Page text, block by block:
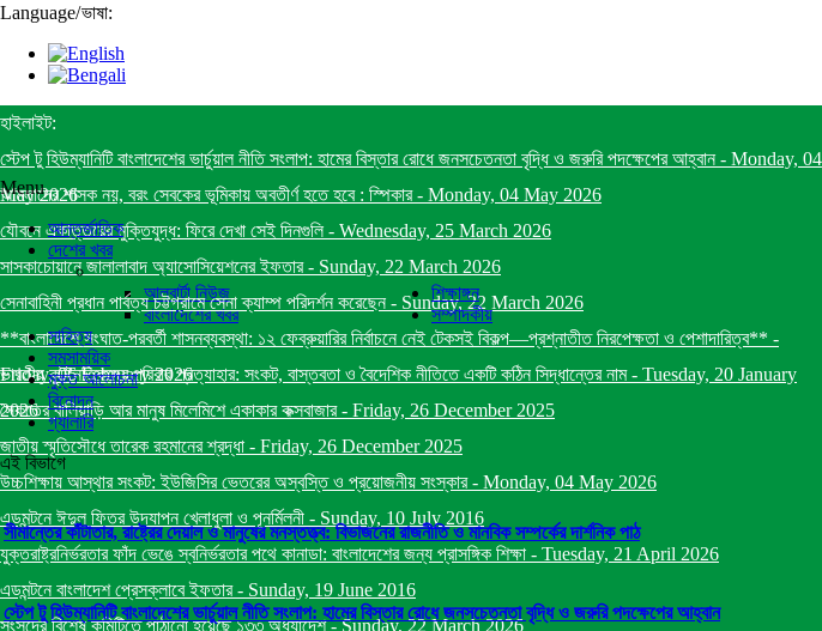
Language/ভাষা:
হাইলাইট:
স্টেপ টু হিউম্যানিটি বাংলাদেশের ভার্চুয়াল নীতি সংলাপ: হামের বিস্তার রোধে জনসচেতনতা বৃদ্ধি ও জরুরি পদক্ষেপের আহ্বান- Monday, 04
May 2026
আমলাদের শাসক নয়, বরং সেবকের ভূমিকায় অবতীর্ণ হতে হবে : স্পিকার- Monday, 04 May 2026
যৌবনে একাত্তরের মুক্তিযুদ্ধ: ফিরে দেখা সেই দিনগুলি- Wednesday, 25 March 2026
সাসকাচোয়ানে জালালাবাদ অ্যাসোসিয়েশনের ইফতার- Sunday, 22 March 2026
সেনাবাহিনী প্রধান পার্বত্য চট্টগ্রামে সেনা ক্যাম্প পরিদর্শন করেছেন- Sunday, 22 March 2026
**বাংলাদেশে সংঘাত-পরবর্তী শাসনব্যবস্থা: ১২ ফেব্রুয়ারির নির্বাচনে নেই টেকসই বিকল্প—প্রশ্নাতীত নিরপেক্ষতা ও পেশাদারিত্ব** -
Friday, 06 February 2026
ভারতীয় কূটনৈতিকদের পরিবার প্রত্যাহার: সংকট, বাস্তবতা ও বৈদেশিক নীতিতে একটি কঠিন সিদ্ধান্তের নাম- Tuesday, 20 January
2026
সৈকতের বালিয়াড়ি আর মানুষ মিলেমিশে একাকার কক্সবাজার- Friday, 26 December 2025
জাতীয় স্মৃতিসৌধে তারেক রহমানের শ্রদ্ধা - Friday, 26 December 2025
উচ্চশিক্ষায় আস্থার সংকট: ইউজিসির ভেতরের অস্বস্তি ও প্রয়োজনীয় সংস্কার- Monday, 04 May 2026
এডমন্টনে ঈদুল ফিতর উদযাপন খেলাধুলা ও পূনর্মিলনী - Sunday, 10 July 2016
যুক্তরাষ্ট্রনির্ভরতার ফাঁদ ভেঙে স্বনির্ভরতার পথে কানাডা: বাংলাদেশের জন্য প্রাসঙ্গিক শিক্ষা - Tuesday, 21 April 2026
এডমন্টনে বাংলাদেশ প্রেসক্লাবে ইফতার- Sunday, 19 June 2016
সংসদের বিশেষ কমিটিতে পাঠানো হয়েছে ১৩৩ অধ্যাদেশ-Sunday, 22 March 2026
Menu
আন্তর্জাতিক
দেশের খবর
আলবার্টা নিউজ
বাংলাদেশের খবর
শিক্ষাঙ্গন
সম্পাদকীয়
সাহিত্য
সমসাময়িক
মুক্ত আলোচনা
বিনোদন
গ্যালারি
এই বিভাগে
সীমান্তের কাঁটাতার, রাষ্ট্রের দেয়াল ও মানুষের মনস্তত্ত্ব: বিভাজনের রাজনীতি ও মানবিক সম্পর্কের দার্শনিক পাঠ
স্টেপ টু হিউম্যানিটি বাংলাদেশের ভার্চুয়াল নীতি সংলাপ: হামের বিস্তার রোধে জনসচেতনতা বৃদ্ধি ও জরুরি পদক্ষেপের আহ্বান